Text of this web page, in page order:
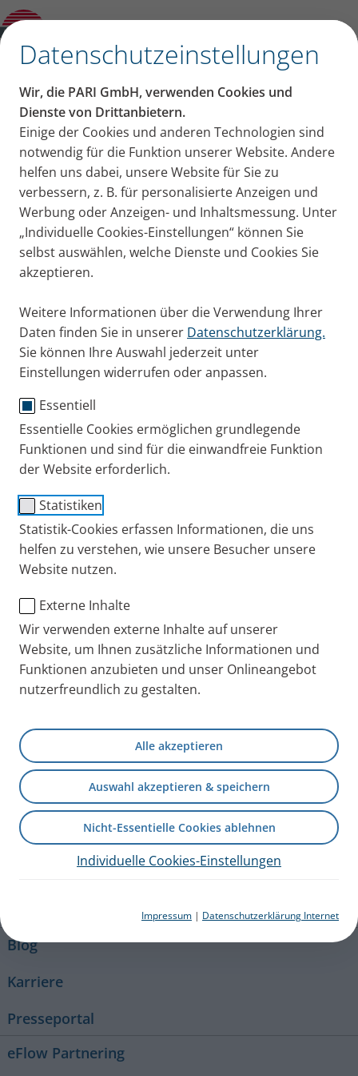
Datenschutzeinstellungen
Wir, die PARI GmbH, verwenden Cookies und
Dienste von Drittanbietern.
Einige der Cookies und anderen Technologien sind
notwendig für die Funktion unserer Website. Andere
helfen uns dabei, unsere Website für Sie zu
verbessern, z. B. für personalisierte Anzeigen und
Werbung oder Anzeigen- und Inhaltsmessung. Unter
„Individuelle Cookies-Einstellungen“ können Sie
selbst auswählen, welche Dienste und Cookies Sie
akzeptieren.
Weitere Informationen über die Verwendung Ihrer
Daten finden Sie in unserer Datenschutzerklärung.
Sie können Ihre Auswahl jederzeit unter
Einstellungen widerrufen oder anpassen.
Essentiell
Essentielle Cookies ermöglichen grundlegende
Funktionen und sind für die einwandfreie Funktion
der Website erforderlich.
Statistiken
Statistik-Cookies erfassen Informationen, die uns
helfen zu verstehen, wie unsere Besucher unsere
Website nutzen.
Externe Inhalte
Wir verwenden externe Inhalte auf unserer
Website, um Ihnen zusätzliche Informationen und
Funktionen anzubieten und unser Onlineangebot
nutzerfreundlich zu gestalten.
Alle akzeptieren
Auswahl akzeptieren & speichern
Nicht-Essentielle Cookies ablehnen
Individuelle Cookies-Einstellungen
Impressum | Datenschutzerklärung Internet
Produktberater
PARI BABY Maske Größe 1
mit BABY Winkel
Für Babys bis ca. 1 Jahr
Weiche Silikonmaske zur Inhalationstherapie bei
Atemwegserkrankungen. Der BABY Winkel
Liegen. Die Maske kann mit den PARI
Düsenverneblern kombiniert werden.
Gebrauchsanweisung
Gebrauchsanweisung – 041D2100-B 2024-06-03
PZN: 19136529
PARI DE
Produkte Ersatzteile und Zubehör
+49 (0) 8151 279 279
Blog
Karriere
Presseportal
eFlow Partnering